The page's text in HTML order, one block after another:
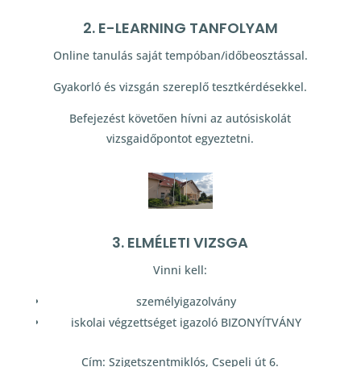
2. E-LEARNING TANFOLYAM
Online tanulás saját tempóban/időbeosztással.
Gyakorló és vizsgán szereplő tesztkérdésekkel.
Befejezést követően hívni az autósiskolát
vizsgaidőpontot egyeztetni.
3. ELMÉLETI VIZSGA
Vinni kell:
személyigazolvány
iskolai végzettséget igazoló BIZONYÍTVÁNY
Cím: Szigetszentmiklós, Csepeli út 6.